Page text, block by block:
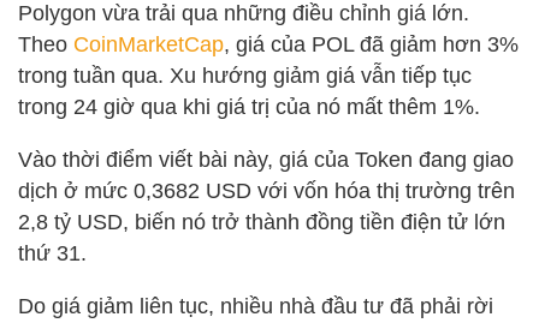
Polygon vừa trải qua những điều chỉnh giá lớn.
Theo CoinMarketCap, giá của POL đã giảm hơn 3%
trong tuần qua. Xu hướng giảm giá vẫn tiếp tục
trong 24 giờ qua khi giá trị của nó mất thêm 1%.
Vào thời điểm viết bài này, giá của Token đang giao
dịch ở mức 0,3682 USD với vốn hóa thị trường trên
2,8 tỷ USD, biến nó trở thành đồng tiền điện tử lớn
thứ 31.
Do giá giảm liên tục, nhiều nhà đầu tư đã phải rời